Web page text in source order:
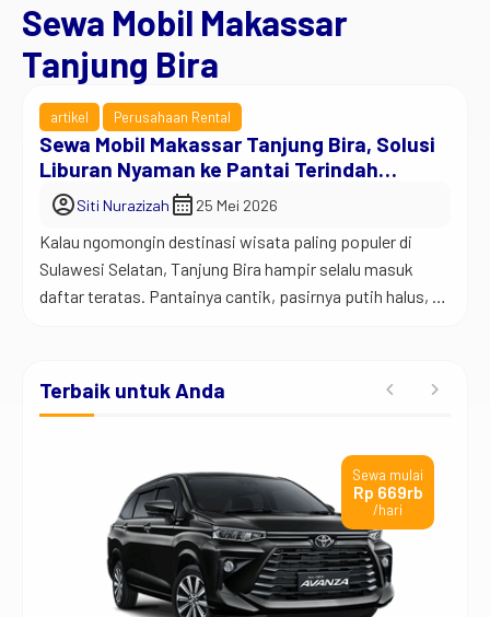
Sewa Mobil Makassar
Tanjung Bira
artikel Perusahaan Rental
Sewa Mobil Makassar Tanjung Bira, Solusi
Liburan Nyaman ke Pantai Terindah
Sulawesi Selatan
account_circleSiti Nurazizah calendar_month 25 Mei 2026
Kalau ngomongin destinasi wisata paling populer di
Sulawesi Selatan, Tanjung Bira hampir selalu masuk
daftar teratas. Pantainya cantik, pasirnya putih halus, air
Sewa Mobil Makassar Tanjung Bira makin banyak dicari
wisatawan. Mulai dari keluarga, pasangan, rombongan
Terbaik untuk Anda
Sewa mulai
Rp 669rb
/hari